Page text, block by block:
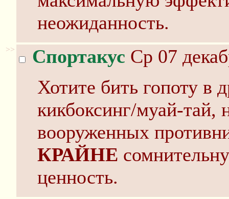
неожиданность.
>> Спортакус Ср 07
Хотите бить гопоту в
кикбоксинг/муай-тай,
вооруженных
КРАЙНЕ
ценность.